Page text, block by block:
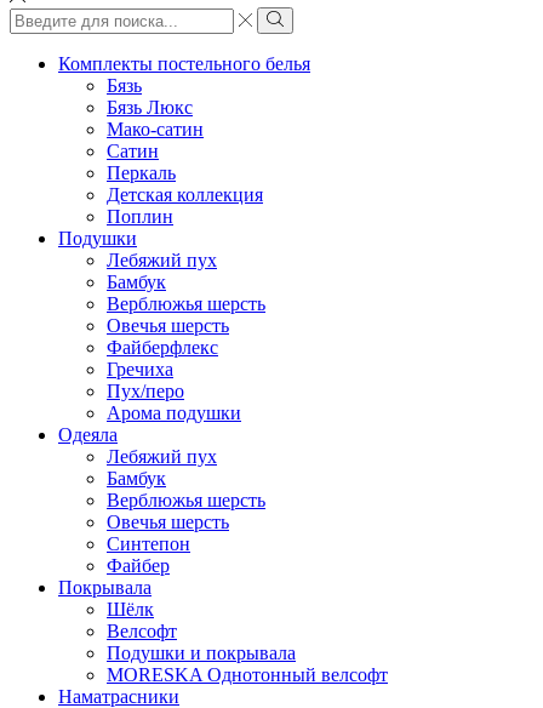
Search
input
Search
Комплекты постельного белья
Бязь
Бязь Люкс
Мако-сатин
Сатин
Перкаль
Детская коллекция
Поплин
Подушки
Лебяжий пух
Бамбук
Верблюжья шерсть
Овечья шерсть
Файберфлекс
Гречиха
Пух/перо
Арома подушки
Одеяла
Лебяжий пух
Бамбук
Верблюжья шерсть
Овечья шерсть
Синтепон
Файбер
Покрывала
Шёлк
Велсофт
Подушки и покрывала
MORESKA Однотонный велсофт
Наматрасники